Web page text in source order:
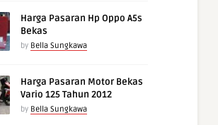
Harga Pasaran Hp Oppo A5s
Bekas
by Bella Sungkawa
Harga Pasaran Motor Bekas
Vario 125 Tahun 2012
by Bella Sungkawa